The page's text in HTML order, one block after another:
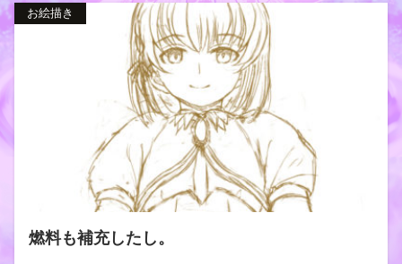
お絵描き
燃料も補充したし。